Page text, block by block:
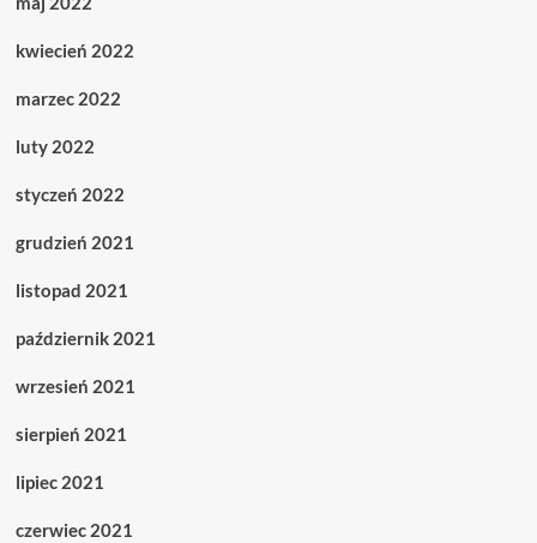
kwiecień 2022
marzec 2022
luty 2022
styczeń 2022
grudzień 2021
listopad 2021
październik 2021
wrzesień 2021
sierpień 2021
lipiec 2021
czerwiec 2021